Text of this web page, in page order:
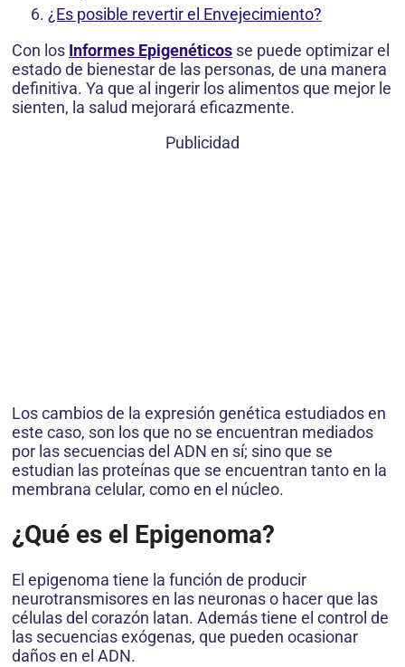
¿Es posible revertir el Envejecimiento?
Con los Informes Epigenéticos se puede optimizar el
estado de bienestar de las personas, de una manera
definitiva. Ya que al ingerir los alimentos que mejor le
sienten, la salud mejorará eficazmente.
Publicidad
Los cambios de la expresión genética estudiados en
este caso, son los que no se encuentran mediados
por las secuencias del ADN en sí; sino que se
estudian las proteínas que se encuentran tanto en la
membrana celular, como en el núcleo.
¿Qué es el Epigenoma?
El epigenoma tiene la función de producir
neurotransmisores en las neuronas o hacer que las
células del corazón latan. Además tiene el control de
las secuencias exógenas, que pueden ocasionar
daños en el ADN.